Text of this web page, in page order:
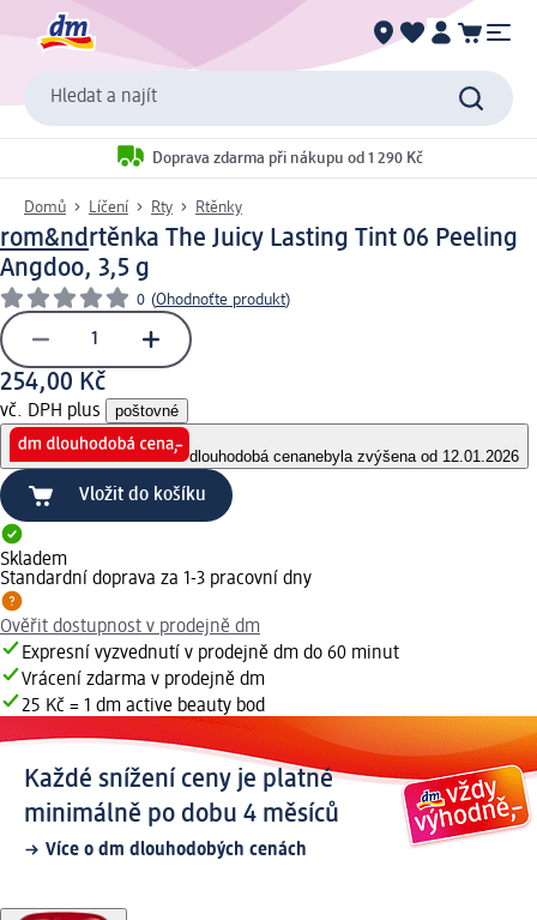
Hledat a najít
Doprava zdarma při nákupu od 1 290 Kč
Domů Líčení Rty Rtěnky
rom&ndrtěnka The Juicy Lasting Tint 06 Peeling
Angdoo, 3,5 g
0 (Ohodnoťte produkt)
254,00 Kč
vč. DPH plus poštovné
dlouhodobá cenanebyla zvýšena od 12.01.2026
Vložit do košíku
Skladem
Standardní doprava za 1-3 pracovní dny
Ověřit dostupnost v prodejně dm
Expresní vyzvednutí v prodejně dm do 60 minut
Vrácení zdarma v prodejně dm
25 Kč = 1 dm active beauty bod
Každé snížení ceny je platné
minimálně po dobu 4 měsíců
Více o dm dlouhodobých cenách